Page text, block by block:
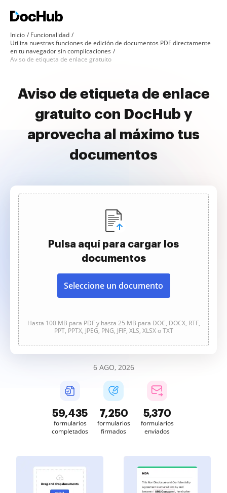
Inicio
Funcionalidad
Utiliza nuestras funciones de edición de documentos PDF directamente
en tu navegador sin complicaciones
Aviso de etiqueta de enlace gratuito
Aviso de etiqueta de enlace
gratuito con DocHub y
aprovecha al máximo tus
documentos
Pulsa aquí para cargar los
documentos
Seleccione un documento
Hasta 100 MB para PDF y hasta 25 MB para DOC, DOCX, RTF,
PPT, PPTX, JPEG, PNG, JFIF, XLS, XLSX o TXT
6 AGO, 2026
59,440
formularios
completados
7,250
formularios
firmados
5,370
formularios
enviados